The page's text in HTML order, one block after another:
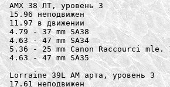
AMX 38 ЛТ, уровень 3
15.96 неподвижен
11.97 в движении
4.79 - 37 mm SA38
4.63 - 47 mm SA34
5.36 - 25 mm Canon Raccourci mle.
4.63 - 47 mm SA35
Lorraine 39L AM арта, уровень 3
17.61 неподвижен